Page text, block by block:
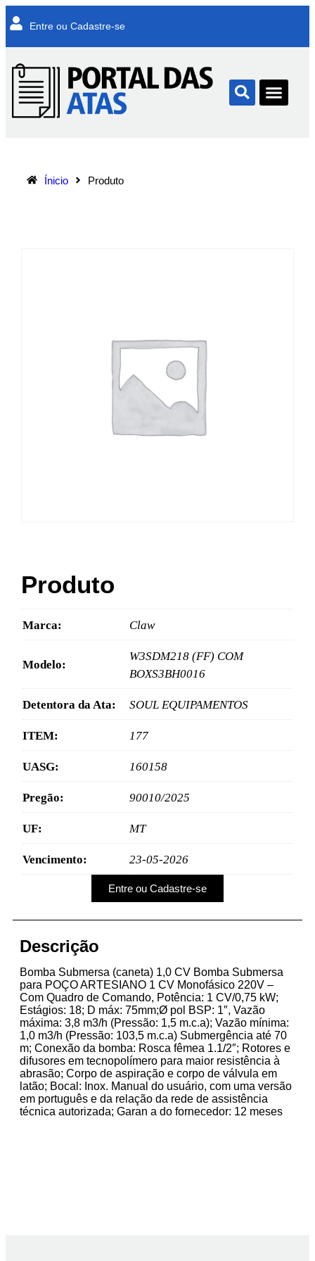
Entre ou Cadastre-se
Ínicio Produto
Produto
Marca: Claw
Modelo:
W3SDM218 (FF) COM
BOXS3BH0016
Detentora da Ata: SOUL EQUIPAMENTOS
ITEM: 177
UASG: 160158
Pregão: 90010/2025
UF: MT
Vencimento: 23-05-2026
Entre ou Cadastre-se
Descrição
Bomba Submersa (caneta) 1,0 CV Bomba Submersa
para POÇO ARTESIANO 1 CV Monofásico 220V –
Com Quadro de Comando, Potência: 1 CV/0,75 kW;
Estágios: 18; D máx: 75mm;Ø pol BSP: 1″, Vazão
máxima: 3,8 m3/h (Pressão: 1,5 m.c.a); Vazão mínima:
1,0 m3/h (Pressão: 103,5 m.c.a) Submergência até 70
m; Conexão da bomba: Rosca fêmea 1.1/2″; Rotores e
difusores em tecnopolímero para maior resistência à
abrasão; Corpo de aspiração e corpo de válvula em
latão; Bocal: Inox. Manual do usuário, com uma versão
em português e da relação da rede de assistência
técnica autorizada; Garan a do fornecedor: 12 meses